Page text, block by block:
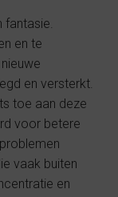
fantasie.
en te
en versterkt.
toe aan deze
voor betere
vaak buiten
en